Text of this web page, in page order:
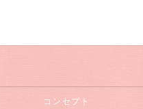
コンセプト